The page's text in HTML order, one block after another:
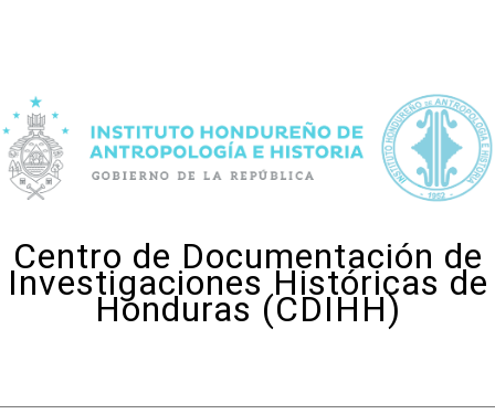
Centro de Documentación de
Investigaciones Históricas de
Honduras (CDIHH)